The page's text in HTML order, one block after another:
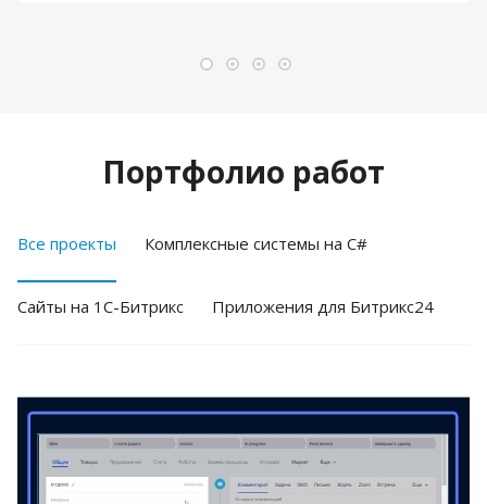
Портфолио работ
Все проекты Комплексные системы на C#
Cайты на 1С-Битрикс Приложения для Битрикс24